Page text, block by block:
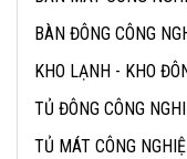
BÀN ĐÔNG CÔNG
KHO LẠNH - KHO
TỦ ĐÔNG CÔNG
TỦ MÁT CÔNG